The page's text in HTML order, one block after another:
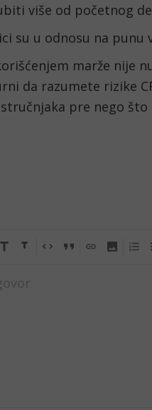
više od početnog
su u odnosu na punu
marže nije
da razumete rizike
stručnjaka pre nego